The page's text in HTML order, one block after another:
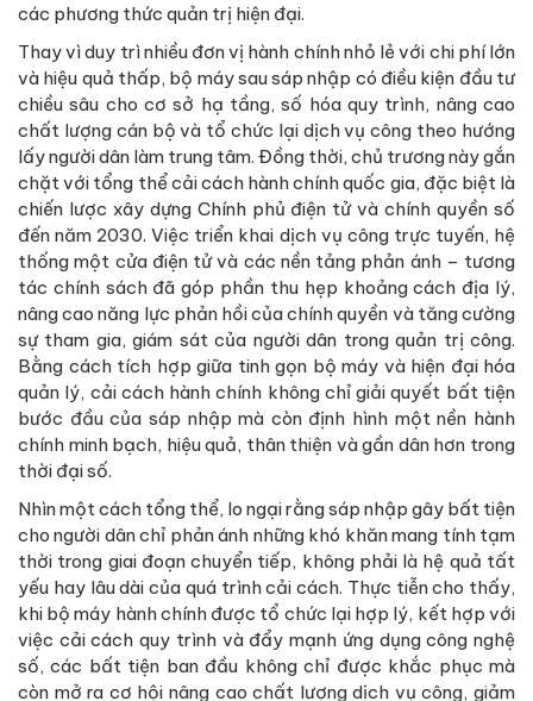
các phương thức quản trị hiện đại.
Thay vì duy trì nhiều đơn vị hành chính nhỏ lẻ với chi phí lớn
và hiệu quả thấp, bộ máy sau sáp nhập có điều kiện đầu tư
chiều sâu cho cơ sở hạ tầng, số hóa quy trình, nâng cao
chất lượng cán bộ và tổ chức lại dịch vụ công theo hướng
lấy người dân làm trung tâm. Đồng thời, chủ trương này gắn
chặt với tổng thể cải cách hành chính quốc gia, đặc biệt là
chiến lược xây dựng Chính phủ điện tử và chính quyền số
đến năm 2030. Việc triển khai dịch vụ công trực tuyến, hệ
thống một cửa điện tử và các nền tảng phản ánh – tương
tác chính sách đã góp phần thu hẹp khoảng cách địa lý,
nâng cao năng lực phản hồi của chính quyền và tăng cường
sự tham gia, giám sát của người dân trong quản trị công.
Bằng cách tích hợp giữa tinh gọn bộ máy và hiện đại hóa
quản lý, cải cách hành chính không chỉ giải quyết bất tiện
bước đầu của sáp nhập mà còn định hình một nền hành
chính minh bạch, hiệu quả, thân thiện và gần dân hơn trong
thời đại số.
Nhìn một cách tổng thể, lo ngại rằng sáp nhập gây bất tiện
cho người dân chỉ phản ánh những khó khăn mang tính tạm
thời trong giai đoạn chuyển tiếp, không phải là hệ quả tất
yếu hay lâu dài của quá trình cải cách. Thực tiễn cho thấy,
khi bộ máy hành chính được tổ chức lại hợp lý, kết hợp với
việc cải cách quy trình và đẩy mạnh ứng dụng công nghệ
số, các bất tiện ban đầu không chỉ được khắc phục mà
còn mở ra cơ hội nâng cao chất lượng dịch vụ công, giảm